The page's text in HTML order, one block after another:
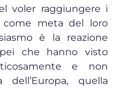
voler raggiungere i
come meta del loro
è la reazione
che hanno visto
e non
dell’Europa, quella